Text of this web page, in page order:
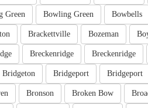
Bowbells
Bowling Green
Green
Bozeman
Brackettville
Breckenridge
Breckenridge
Bridgeport
Bridgeport
Bridgeton
Broken Bow
Bronson